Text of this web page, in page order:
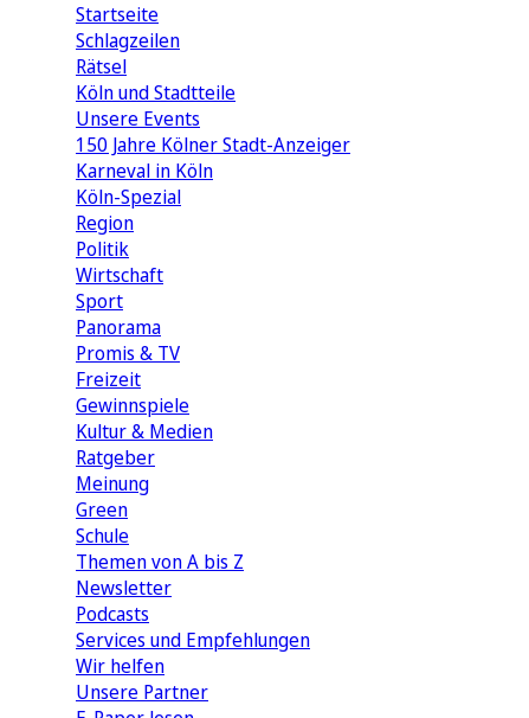
Startseite
Schlagzeilen
Rätsel
Köln und Stadtteile
Unsere Events
150 Jahre Kölner Stadt-Anzeiger
Karneval in Köln
Köln-Spezial
Region
Politik
Wirtschaft
Sport
Panorama
Promis & TV
Freizeit
Gewinnspiele
Kultur & Medien
Ratgeber
Meinung
Green
Schule
Themen von A bis Z
Newsletter
Podcasts
Services und Empfehlungen
Wir helfen
Unsere Partner